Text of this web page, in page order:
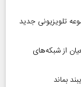
را از دست دادیم/ پخش ۲ مجموعه تلویزیونی جدید
از شبکه‌های
بماند